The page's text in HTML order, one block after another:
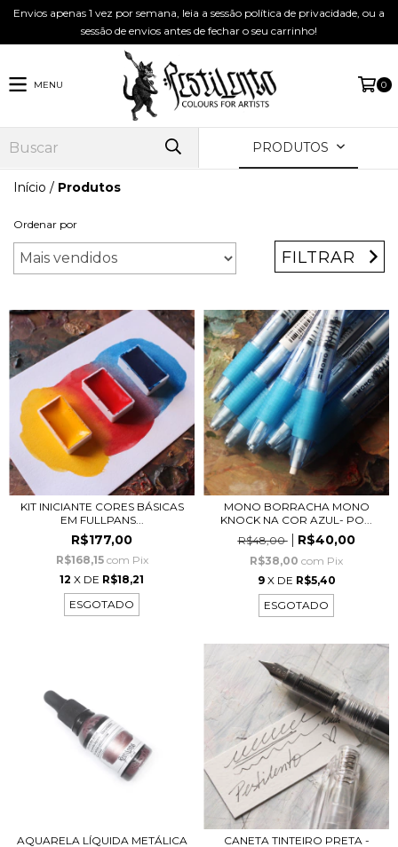
Envios apenas 1 vez por semana, leia a sessão política de privacidade, ou a
sessão de envios antes de fechar o seu carrinho!
MENU 0
PRODUTOS
Início / Produtos
Ordenar por
FILTRAR
KIT INICIANTE CORES BÁSICAS
EM FULLPANS...
R$177,00
R$168,15 com Pix
12 X DE R$18,21
ESGOTADO
MONO BORRACHA MONO
KNOCK NA COR AZUL- PO...
R$48,00
R$40,00
R$38,00 com Pix
9 X DE R$5,40
ESGOTADO
AQUARELA LÍQUIDA METÁLICA
CANETA TINTEIRO PRETA -